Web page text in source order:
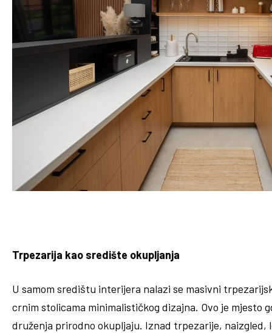
Trpezarija kao središte okupljanja
U samom središtu interijera nalazi se masivni
crnim stolicama minimalističkog dizajna. Ovo je mjesto
druženja prirodno okupljaju. Iznad trpezarije, naizgled,